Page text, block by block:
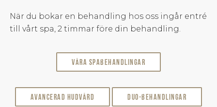
När du bokar en behandling hos oss ingår entré
till vårt spa, 2 timmar före din behandling.
Våra spabehandlingar
Avancerad Hudvård DUO-behandlingar